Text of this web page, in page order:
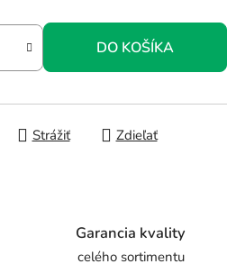
DO KOŠÍKA
Strážiť Zdieľať
Garancia kvality
celého sortimentu